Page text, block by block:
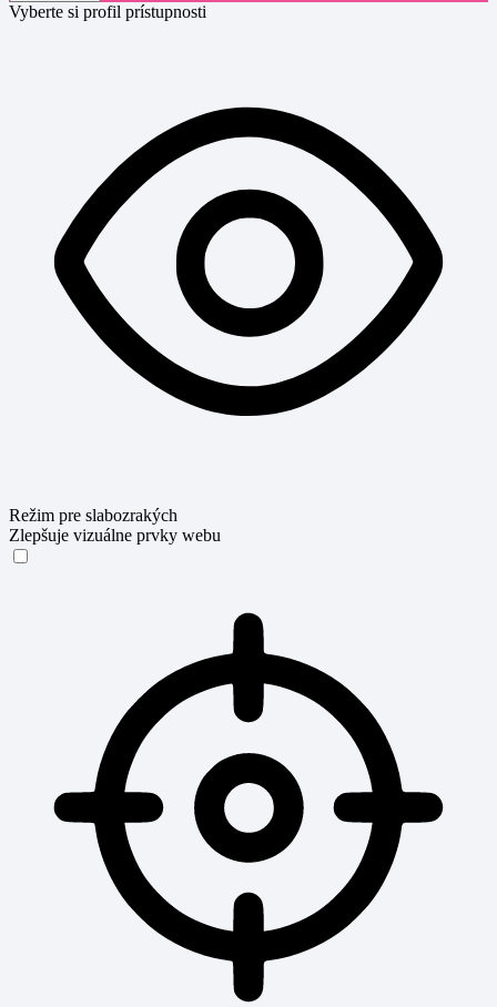
Vyberte si profil prístupnosti
Režim pre slabozrakých
Zlepšuje vizuálne prvky webu